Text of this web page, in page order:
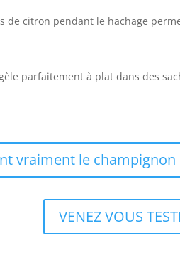
de citron pendant le hachage
parfaitement à plat dans des
vraiment le
VENEZ VOUS